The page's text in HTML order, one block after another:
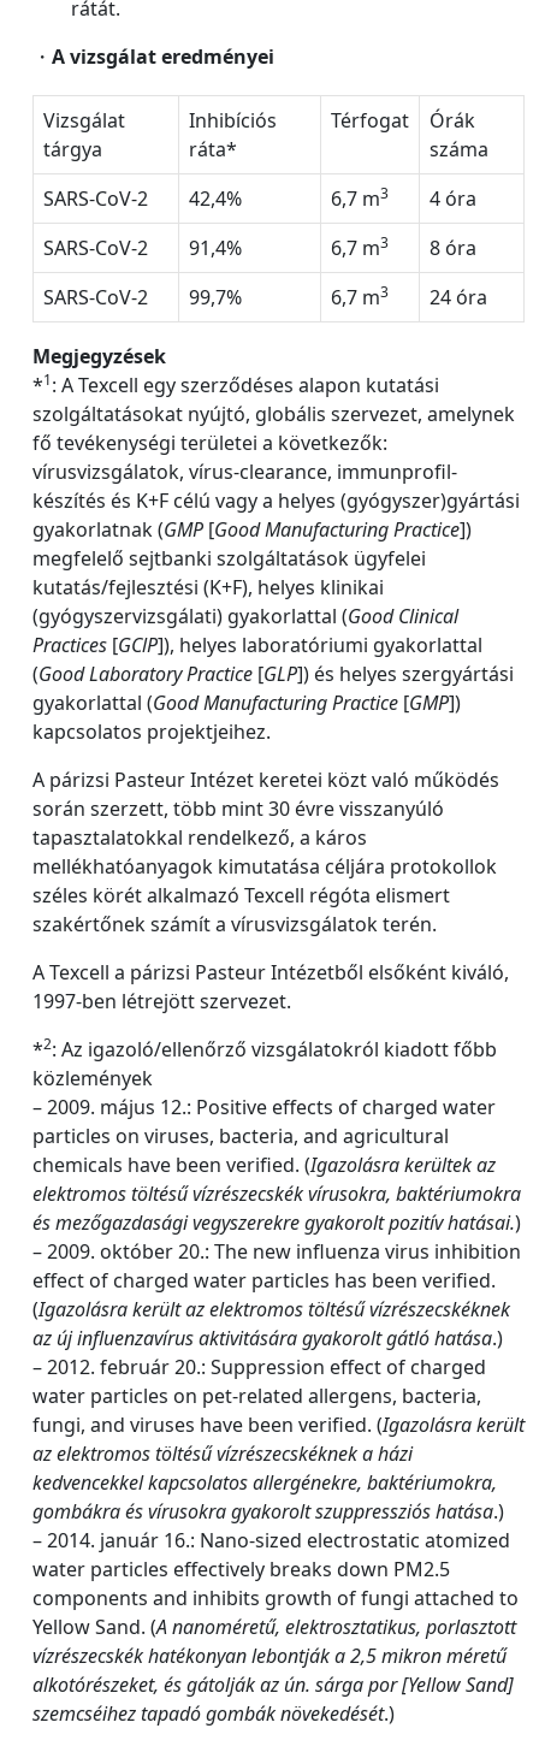
rátát.
・ A vizsgálat eredményei
Vizsgálat
tárgya
Inhibíciós
ráta*
Térfogat
Órák
száma
SARS-CoV-2
42,4% 6,7 m3
4 óra
SARS-CoV-2
91,4% 6,7 m3
8 óra
SARS-CoV-2
99,7% 6,7 m3 24 óra
Megjegyzések
*1: A Texcell egy szerződéses alapon kutatási
szolgáltatásokat nyújtó, globális szervezet, amelynek
fő tevékenységi területei a következők:
vírusvizsgálatok, vírus-clearance, immunprofil-
készítés és K+F célú vagy a helyes (gyógyszer)gyártási
gyakorlatnak (GMP [GoodManufacturingPractice])
megfelelő sejtbanki szolgáltatások ügyfelei
kutatás/fejlesztési (K+F), helyes klinikai
(gyógyszervizsgálati) gyakorlattal (Good Clinical
Practices [GClP]), helyes laboratóriumi gyakorlattal
(Good Laboratory Practice [GLP]) és helyes szergyártási
gyakorlattal (Good Manufacturing Practice [GMP])
kapcsolatos projektjeihez.
A párizsi Pasteur Intézet keretei közt való működés
során szerzett, több mint 30 évre visszanyúló
tapasztalatokkal rendelkező, a káros
mellékhatóanyagok kimutatása céljára protokollok
széles körét alkalmazó Texcell régóta elismert
szakértőnek számít a vírusvizsgálatok terén.
A Texcell a párizsi Pasteur Intézetből elsőként kiváló,
1997-ben létrejött szervezet.
*2: Az igazoló/ellenőrző vizsgálatokról kiadott főbb
közlemények
– 2009. május 12.: Positive effects of charged water
particles on viruses, bacteria, and agricultural
chemicals have been verified. (Igazolásra kerültek az
elektromos töltésű vízrészecskék vírusokra, baktériumokra
és mezőgazdasági vegyszerekre gyakorolt pozitív hatásai.)
– 2009. október 20.: The new influenza virus inhibition
effect of charged water particles has been verified.
(Igazolásra került az elektromos töltésű vízrészecskéknek
az új influenzavírus aktivitására gyakorolt gátló hatása.)
– 2012. február 20.: Suppression effect of charged
water particles on pet-related allergens, bacteria,
fungi, and viruses have been verified. (Igazolásra került
az elektromos töltésű vízrészecskéknek a házi
kedvencekkel kapcsolatos allergénekre, baktériumokra,
gombákra és vírusokra gyakorolt szuppressziós hatása.)
– 2014. január 16.: Nano-sized electrostatic atomized
water particles effectively breaks down PM2.5
components and inhibits growth of fungi attached to
Yellow Sand. (A nanoméretű, elektrosztatikus, porlasztott
vízrészecskék hatékonyan lebontják a 2,5 mikron méretű
alkotórészeket, és gátolják az ún. sárga por [Yellow Sand]
szemcséihez tapadó gombák növekedését.)